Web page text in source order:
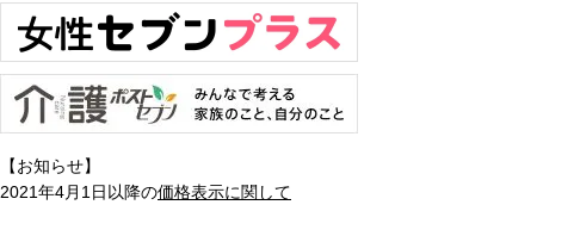
【お知らせ】
2021年4月1日以降の価格表示に関して